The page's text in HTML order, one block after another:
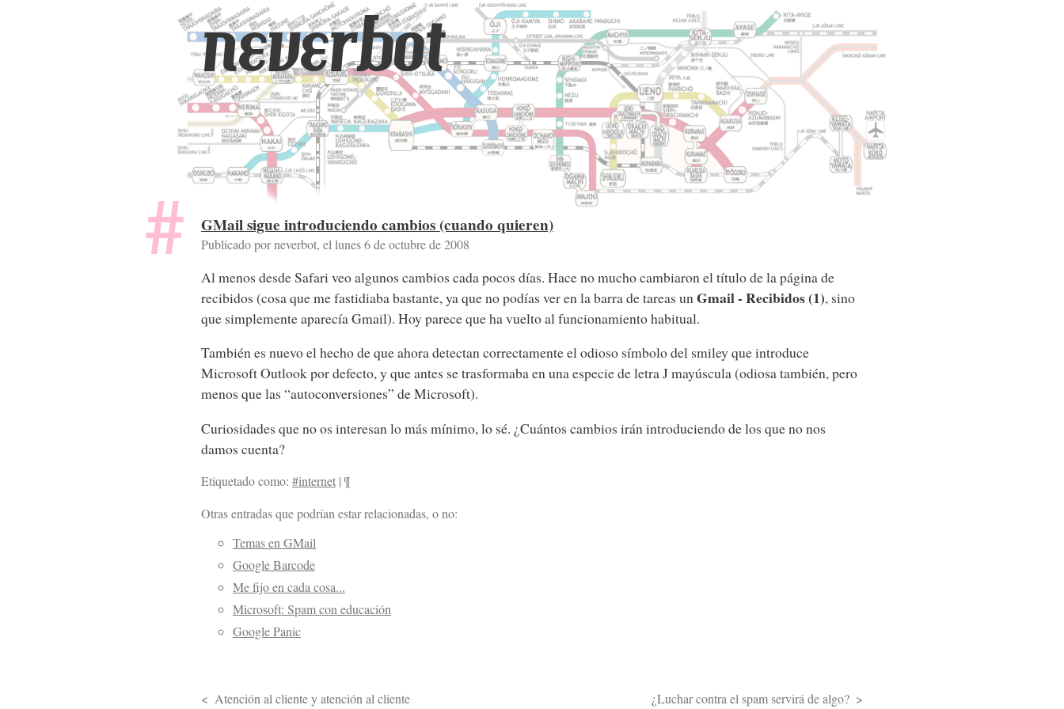
neverbot
GMail sigue introduciendo cambios (cuando quieren)
Publicado por neverbot, el lunes 6 de octubre de 2008
Al menos desde Safari veo algunos cambios cada pocos días. Hace no mucho cambiaron el título de la página de
recibidos (cosa que me fastidiaba bastante, ya que no podías ver en la barra de tareas un Gmail - Recibidos (1), sino
que simplemente aparecía Gmail). Hoy parece que ha vuelto al funcionamiento habitual.
También es nuevo el hecho de que ahora detectan correctamente el odioso símbolo del smiley que introduce
Microsoft Outlook por defecto, y que antes se trasformaba en una especie de letra J mayúscula (odiosa también, pero
menos que las “autoconversiones” de Microsoft).
Curiosidades que no os interesan lo más mínimo, lo sé. ¿Cuántos cambios irán introduciendo de los que no nos
damos cuenta?
Etiquetado como: #internet |¶
Otras entradas que podrían estar relacionadas, o no:
Temas en GMail
Google Barcode
Me fijo en cada cosa...
Microsoft: Spam con educación
Google Panic
Atención al cliente y atención al cliente ¿Luchar contra el spam servirá de algo?